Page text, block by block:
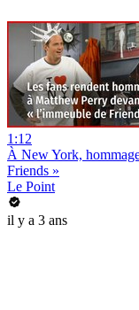
1:12
À New York,
Friends »
Le Point
il y a 3 ans